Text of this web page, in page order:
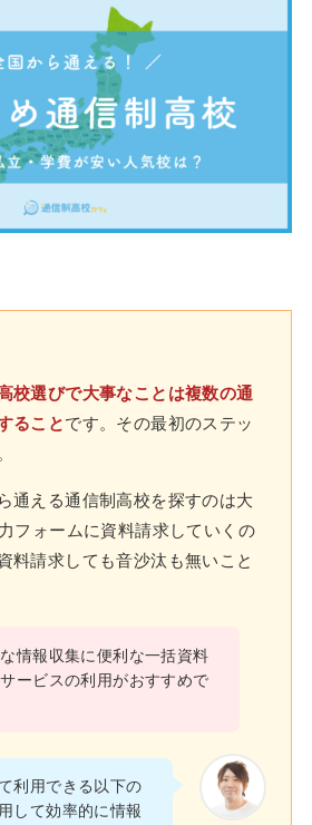
校選びで大事なことは複数の通
ることです。その最初のステッ
通える通信制高校を探すのは大
フォームに資料請求していくの
料請求しても音沙汰も無いこと
情報収集に便利な一括資料
ービスの利用がおすすめで
利用できる以下の
して効率的に情報